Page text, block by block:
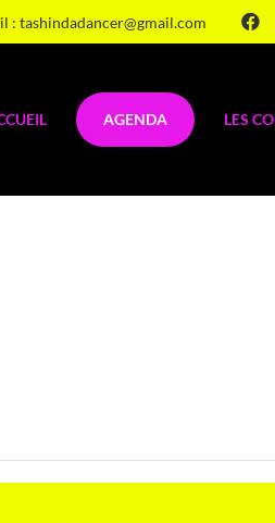
: tashindadancer@gmail.com
AGENDA LES